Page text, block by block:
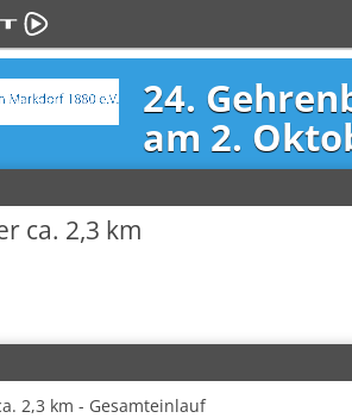
24.
am 2.
ca. 2,3 km
2,3 km - Gesamteinlauf